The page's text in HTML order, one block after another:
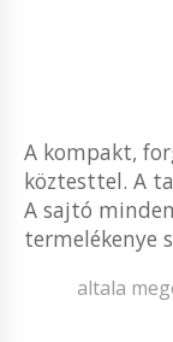
A kompakt,
köztesttel. A
A sajtó
termelékenye
altala